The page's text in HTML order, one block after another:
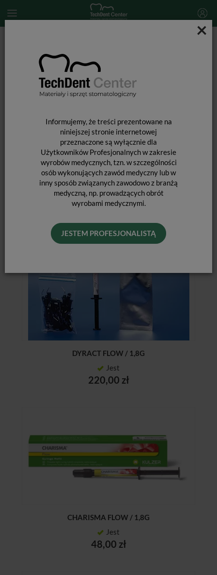
×
Informujemy, że treści prezentowane na
niniejszej stronie internetowej
przeznaczone są wyłącznie dla
Użytkowników Profesjonalnych w zakresie
wyrobów medycznych, tzn. w szczególności
osób wykonujących zawód medyczny lub w
inny sposób związanych zawodowo z branżą
medyczną, np. prowadzących obrót
wyrobami medycznymi.
JESTEM PROFESJONALISTĄ
MATERIAŁY WYPEŁNIENIOWE PÓŁPŁYNNE
MATERIAŁY
PÓŁPŁYNNE
DYRACT FLOW / 1,8G
Jest
220,00 zł
CHARISMA FLOW / 1,8G
Jest
48,00 zł